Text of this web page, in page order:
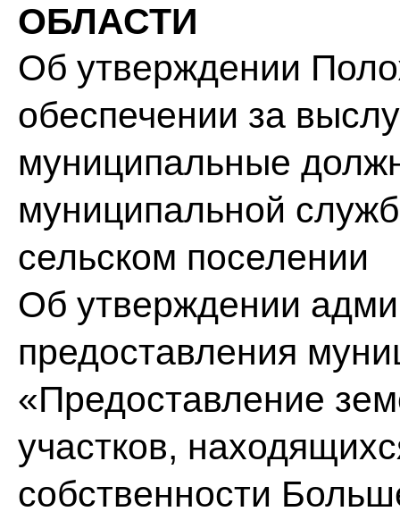
ОБЛАСТИ
Об утверждении
обеспечении за
муниципальные
муниципальной
сельском поселении
Об утверждении
предоставления
«Предоставление
участков,
собственности